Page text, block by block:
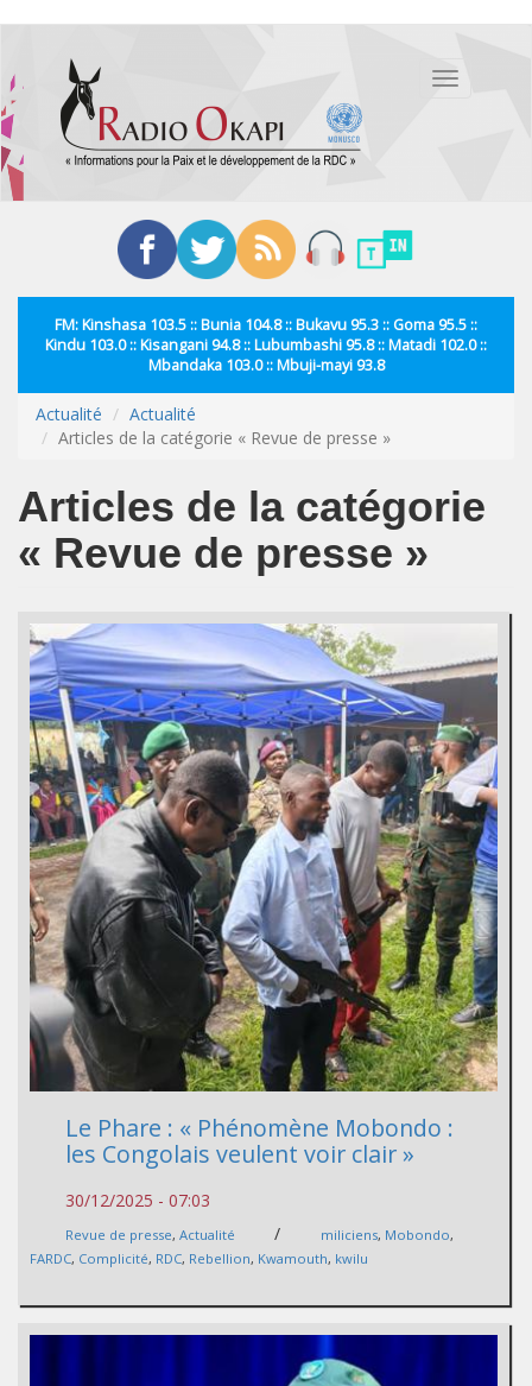
contenu
principal
Toggle
FM: Kinshasa 103.5 :: Bunia 104.8 :: Bukavu 95.3 :: Goma 95.5 ::
Kindu 103.0 :: Kisangani 94.8 :: Lubumbashi 95.8 :: Matadi 102.0 ::
Mbandaka 103.0 :: Mbuji-mayi 93.8
Actualité
Actualité
Articles de la catégorie « Revue de presse »
Articles de la catégorie
« Revue de presse »
Le Phare : « Phénomène Mobondo :
les Congolais veulent voir clair »
30/12/2025 - 07:03
Revue de presse, Actualité / miliciens, Mobondo,
FARDC, Complicité, RDC, Rebellion, Kwamouth, kwilu